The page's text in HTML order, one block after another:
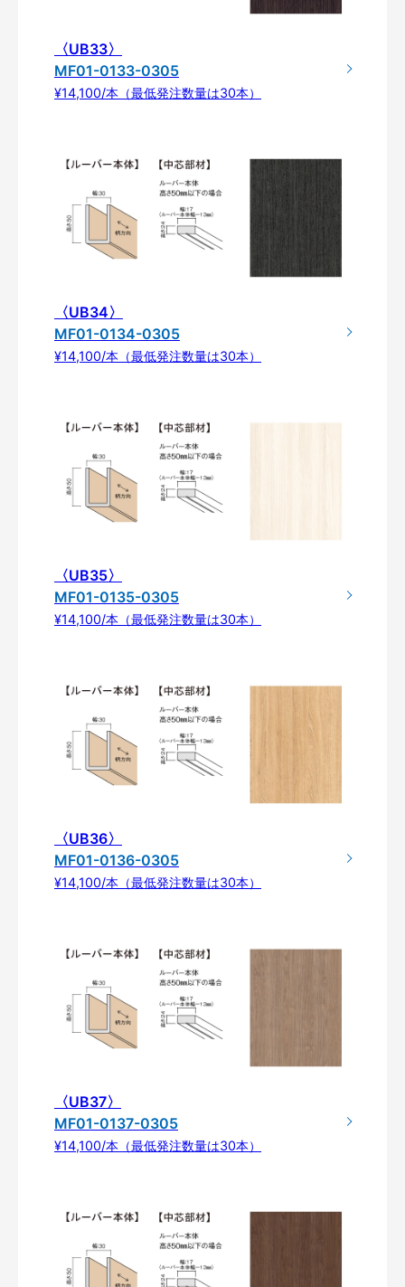
〈UB33〉
MF01-0133-0305
¥14,100/本（最低発注数量は30本）
〈UB34〉
MF01-0134-0305
¥14,100/本（最低発注数量は30本）
〈UB35〉
MF01-0135-0305
¥14,100/本（最低発注数量は30本）
〈UB36〉
MF01-0136-0305
¥14,100/本（最低発注数量は30本）
〈UB37〉
MF01-0137-0305
¥14,100/本（最低発注数量は30本）